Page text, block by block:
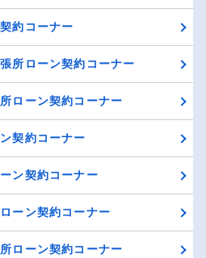
約コーナー
所ローン契約コーナー
ローン契約コーナー
契約コーナー
ン契約コーナー
ーン契約コーナー
ローン契約コーナー